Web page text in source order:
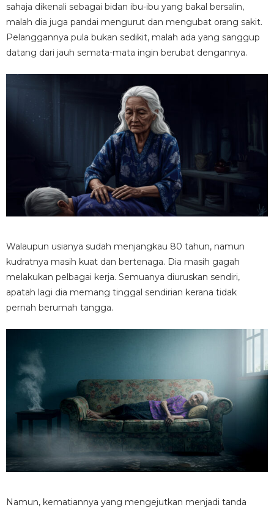
sahaja dikenali sebagai bidan ibu-ibu yang bakal bersalin,
malah dia juga pandai mengurut dan mengubat orang sakit.
Pelanggannya pula bukan sedikit, malah ada yang sanggup
datang dari jauh semata-mata ingin berubat dengannya.
Walaupun usianya sudah menjangkau 80 tahun, namun
kudratnya masih kuat dan bertenaga. Dia masih gagah
melakukan pelbagai kerja. Semuanya diuruskan sendiri,
apatah lagi dia memang tinggal sendirian kerana tidak
pernah berumah tangga.
Namun, kematiannya yang mengejutkan menjadi tanda